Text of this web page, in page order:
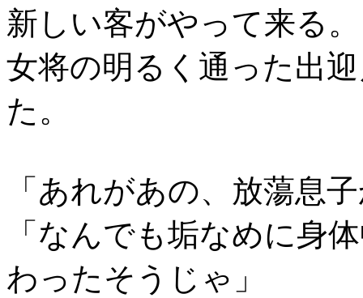
新しい客がやって来る。
女将の明るく通った出
た。
「あれがあの、放蕩息
「なんでも垢なめに身
わったそうじゃ」